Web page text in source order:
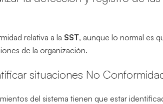
relativa a la SST, aunque lo normal es
de la organización.
situaciones No
del sistema tienen que estar